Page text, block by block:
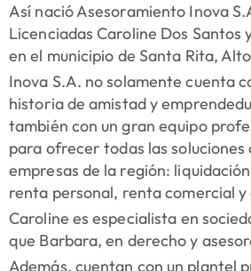
Así nació Asesoramiento Inova
Licenciadas Caroline Dos Santos
en el municipio de Santa Rita,
Inova S.A. no solamente cuenta
historia de amistad y
también con un gran equipo
para ofrecer todas las soluciones
empresas de la región:
renta personal, renta comercial
Caroline es especialista en
que Barbara, en derecho y
Además, cuentan con un plantel